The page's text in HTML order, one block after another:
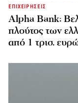
ΕΠΙΧΕΙΡΗΣΕΙΣ
Alpha Bank:
πλούτος των
από 1 τρισ.